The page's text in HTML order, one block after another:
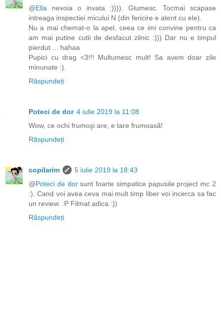
@Ella nevoia o invata :)))). Glumesc. Tocmai scapase
intreaga inspectiei micului N (din fericire e atent cu ele).
Nu a mai chemat-o la apel, ceea ce imi convine pentru ca
am mai putine cutii de desfacut zilnic :))) Dar nu e timpul
pierdut ... hahaa
Pupici cu drag <3!!! Multumesc mult! Sa avem doar zile
minunate :).
Răspundeți
Poteci de dor 4 iulie 2019 la 11:08
Wow, ce ochi frumoşi are, e tare frumoasă!
Răspundeți
copilarim
5 iulie 2019 la 18:43
@Poteci de dorsunt foarte simpatice papusile project mc 2
:). Cand voi avea ceva mai mult timp liber voi incerca sa fac
un review. :P Filmat adica :))
Răspundeți